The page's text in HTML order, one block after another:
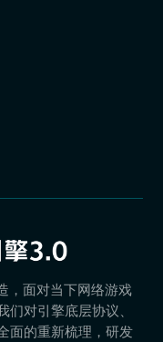
，面对当下网络游戏
对引擎底层协议、
面的重新梳理，研发